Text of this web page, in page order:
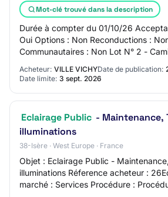
Mot-clé trouvé dans la description
Durée à compter du 01/10/26
Oui Options : Non Reconductions :
Communautaires : Non Lot N° 2 -
34134200…
Acheteur: VILLE VICHYDate de publication:
Date limite: 3 sept. 2026
Eclairage Public - Maintenance,
illuminations
38-Isère · West Europe · France
Objet : Eclairage Public -
illuminations Réference acheteur :
marché : Services Procédure :